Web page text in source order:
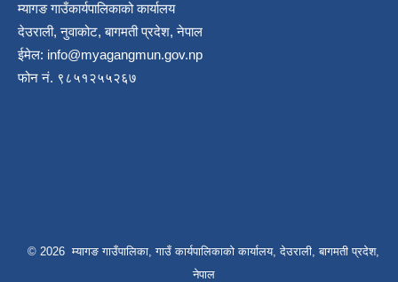
म्यागङ गाउँकार्यपालिकाको कार्यालय
देउराली, नुवाकोट, बागमती प्रदेश, नेपाल
ईमेल: info@myagangmun.gov.np
फोन नं. ९८५१२५५२६७
© 2026 म्यागङ गाउँपालिका, गाउँ कार्यपालिकाको कार्यालय, देउराली, बागमती प्रदेश,
नेपाल